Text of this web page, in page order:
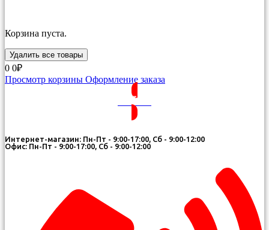
Корзина пуста.
Удалить все товары
0 0₽
Просмотр корзины Оформление заказа
ВОЙТИ
Интернет-магазин: Пн-Пт - 9:00-17:00, Сб - 9:00-12:00
Офис: Пн-Пт - 9:00-17:00, Сб - 9:00-12:00